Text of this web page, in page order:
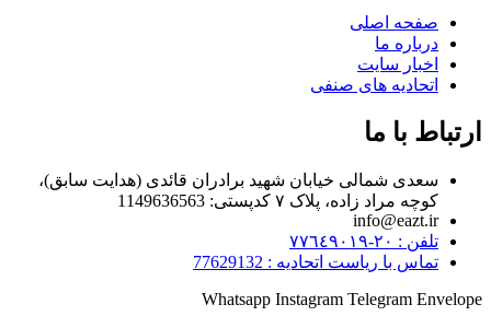
صفحه اصلی
درباره ما
اخبار سایت
اتحادیه های صنفی
ارتباط با ما
سعدی شمالی خیابان شهید برادران قائدی (هدایت سابق)،
کوچه مراد زاده، پلاک ۷ کدپستی: 1149636563
info@eazt.ir
تلفن : ٢٠-٧٧٦٤٩٠١٩
تماس با ریاست اتحادیه : 77629132
Whatsapp Instagram Telegram Envelope